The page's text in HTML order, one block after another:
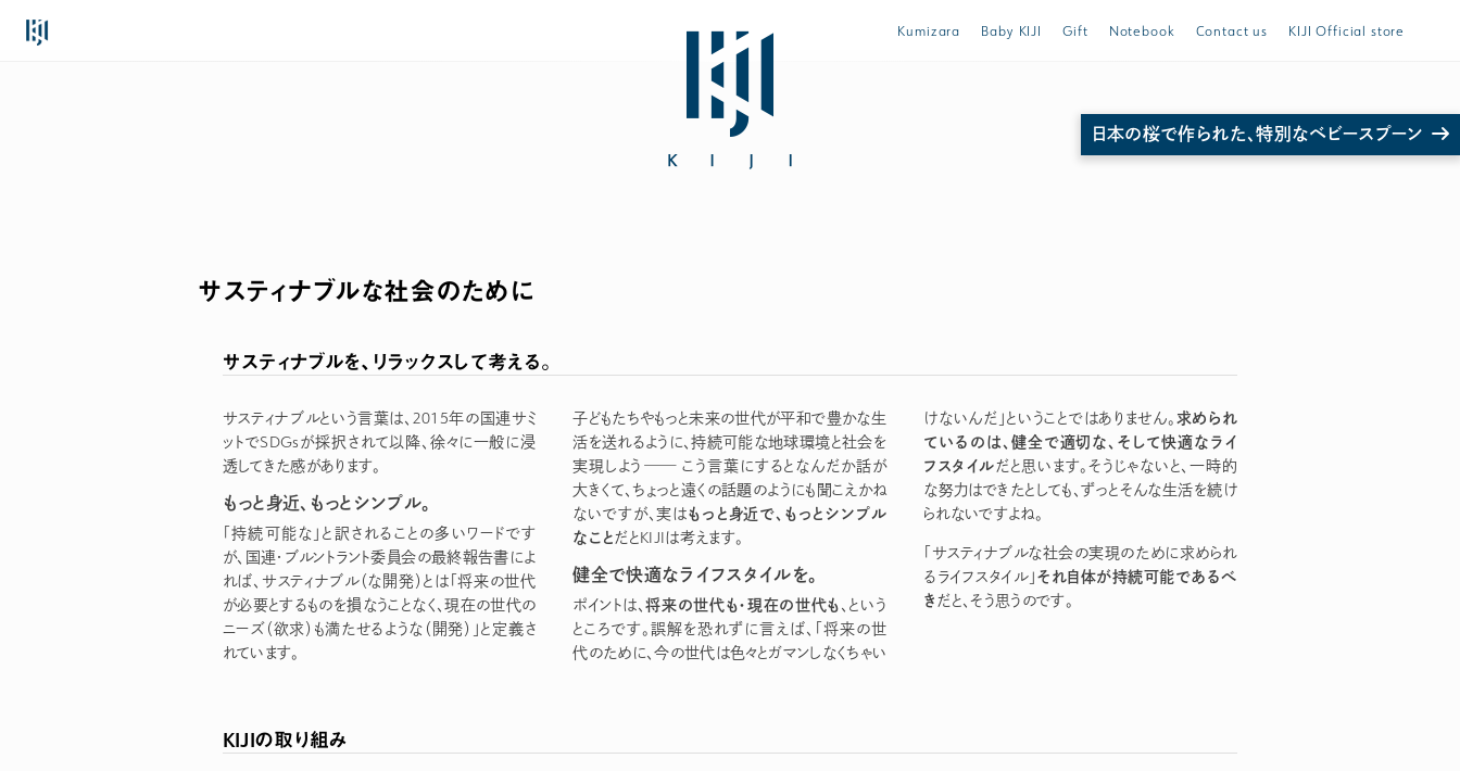
日本の桜で作られた、特別なベビースプーン
Kumizara Baby KIJI Gift Notebook Contact us KIJI Official store
サスティナブルな社会のために
サスティナブルを、リラックスして考える。
サスティナブルという言葉は、2015年の国連サミ
ットでSDGsが採択されて以降、徐々に一般に浸
透してきた感があります。
もっと身近、もっとシンプル。
「持続可能な」と訳されることの多いワードです
が、国連・ブルントラント委員会の最終報告書によ
れば、サスティナブル（な開発）とは「将来の世代
が必要とするものを損なうことなく、現在の世代の
ニーズ（欲求）も満たせるような（開発）」と定義さ
れています。
子どもたちやもっと未来の世代が平和で豊かな生
活を送れるように、持続可能な地球環境と社会を
実現しよう ― こう言葉にするとなんだか話が
大きくて、ちょっと遠くの話題のようにも聞こえかね
ないですが、実はもっと身近で、もっとシンプル
なことだとKIJIは考えます。
健全で快適なライフスタイルを。
ポイントは、将来の世代も・現在の世代も、という
ところです。誤解を恐れずに言えば、「将来の世
代のために、今の世代は色々とガマンしなくちゃい
けないんだ」ということではありません。求められ
ているのは、健全で適切な、そして快適なライ
フスタイルだと思います。そうじゃないと、一時的
な努力はできたとしても、ずっとそんな生活を続け
られないですよね。
「サスティナブルな社会の実現のために求められ
るライフスタイル」それ自体が持続可能であるべ
きだと、そう思うのです。
KIJIの取り組み